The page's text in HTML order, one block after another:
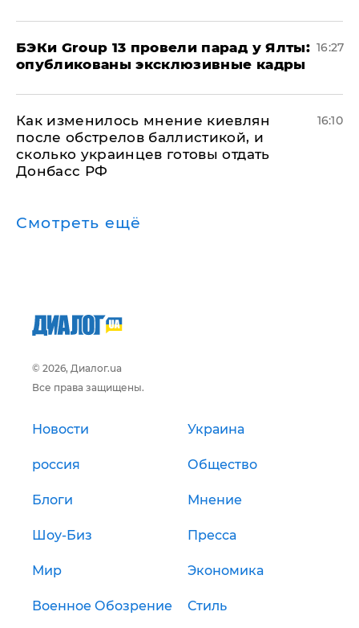
​БЭКи Group 13 провели парад у Ялты:
опубликованы эксклюзивные кадры
16:27
Как изменилось мнение киевлян
после обстрелов баллистикой, и
сколько украинцев готовы отдать
Донбасс РФ
16:10
Смотреть ещё
© 2026, Диалог.ua
Все права защищены.
Новости Украина
россия Общество
Блоги Мнение
Шоу-Биз Пресса
Мир Экономика
Военное Обозрение Стиль